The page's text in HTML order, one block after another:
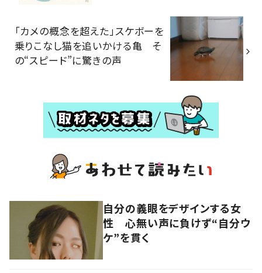
「カメの概念を超えた」スケボーを
乗りこなし猫を追いかける亀 そ
の“スピード”に驚きの声
自分の義眼をデザインする女
性 心無い声に負けず“自分ウ
ケ”を貫く